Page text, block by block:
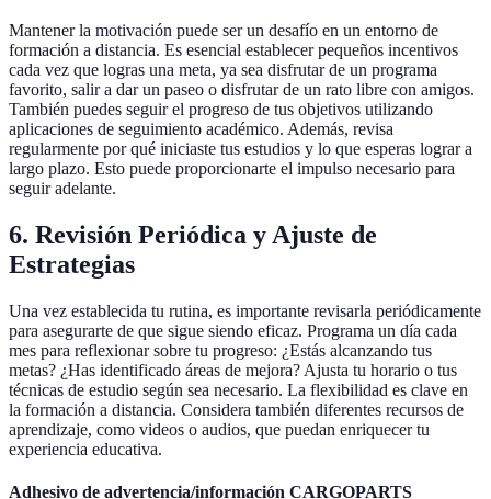
Mantener la motivación puede ser un desafío en un entorno de
formación a distancia. Es esencial establecer pequeños incentivos
cada vez que logras una meta, ya sea disfrutar de un programa
favorito, salir a dar un paseo o disfrutar de un rato libre con amigos.
También puedes seguir el progreso de tus objetivos utilizando
aplicaciones de seguimiento académico. Además, revisa
regularmente por qué iniciaste tus estudios y lo que esperas lograr a
largo plazo. Esto puede proporcionarte el impulso necesario para
seguir adelante.
6. Revisión Periódica y Ajuste de
Estrategias
Una vez establecida tu rutina, es importante revisarla periódicamente
para asegurarte de que sigue siendo eficaz. Programa un día cada
mes para reflexionar sobre tu progreso: ¿Estás alcanzando tus
metas? ¿Has identificado áreas de mejora? Ajusta tu horario o tus
técnicas de estudio según sea necesario. La flexibilidad es clave en
la formación a distancia. Considera también diferentes recursos de
aprendizaje, como videos o audios, que puedan enriquecer tu
experiencia educativa.
Adhesivo de advertencia/información CARGOPARTS